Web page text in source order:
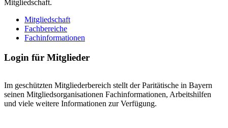
Mitgliedschaft.
Mitgliedschaft
Fachbereiche
Fachinformationen
Login für Mitglieder
Im geschützten Mitgliederbereich stellt der Paritätische in Bayern
seinen Mitgliedsorganisationen Fachinformationen, Arbeitshilfen
und viele weitere Informationen zur Verfügung.